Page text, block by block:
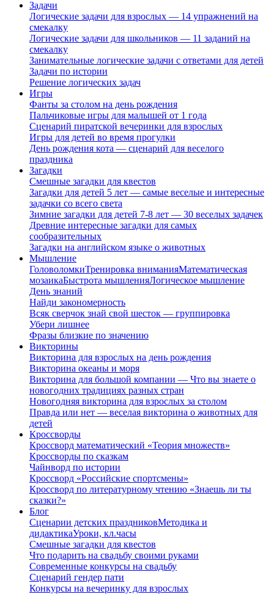
Задачи
Логические задачи для взрослых — 14 упражнений на
смекалку
Логические задачи для школьников — 11 заданий на
смекалку
Занимательные логические задачи с ответами для детей
Задачи по истории
Решение логических задач
Игры
Фанты за столом на день рождения
Пальчиковые игры для малышей от 1 года
Сценарий пиратской вечеринки для взрослых
Игры для детей во время прогулки
День рождения кота — сценарий для веселого
праздника
Загадки
Смешные загадки для квестов
Загадки для детей 5 лет — самые веселые и интересные
задачки со всего света
Зимние загадки для детей 7-8 лет — 30 веселых задачек
Древние интересные загадки для самых
сообразительных
Загадки на английском языке о животных
Мышление
ГоловоломкиТренировка вниманияМатематическая
мозаикаБыстрота мышленияЛогическое мышление
День знаний
Найди закономерность
Всяк сверчок знай свой шесток — группировка
Убери лишнее
Фразы близкие по значению
Викторины
Викторина для взрослых на день рождения
Викторина океаны и моря
Викторина для большой компании — Что вы знаете о
новогодних традициях разных стран
Новогодняя викторина для взрослых за столом
Правда или нет — веселая викторина о животных для
детей
Кроссворды
Кроссворд математический «Теория множеств»
Кроссворды по сказкам
Чайнворд по истории
Кроссворд «Российские спортсмены»
Кроссворд по литературному чтению «Знаешь ли ты
сказки?»
Блог
Сценарии детских праздниковМетодика и
дидактикаУроки, кл.часы
Смешные загадки для квестов
Что подарить на свадьбу своими руками
Современные конкурсы на свадьбу
Сценарий гендер пати
Конкурсы на вечеринку для взрослых